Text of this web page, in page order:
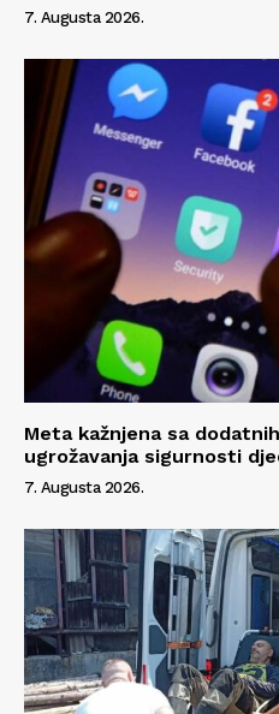
7. Augusta 2026.
Meta kažnjena sa
ugrožavanja sigurnosti
7. Augusta 2026.